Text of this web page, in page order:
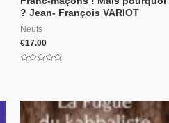
? Jean- François VARIOT
Neufs
€17.00
5